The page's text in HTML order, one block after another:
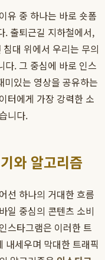
유 중 하나는 바로 숏폼
. 출퇴근길 지하철에서,
대 위에서 우리는 무의
다. 그 중심에 바로 인스
미있는 영상을 공유하는
터에게 가장 강력한 소
니다.
와 알고리즘
선 하나의 거대한 흐름
일 중심의 콘텐츠 소비
스타그램은 이러한 트
내세우며 막대한 트래픽